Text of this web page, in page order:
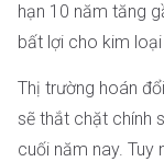
hạn 10 năm tăng
bất lợi cho kim loại
Thị trường hoán
sẽ thắt chặt chính
cuối năm nay. Tuy